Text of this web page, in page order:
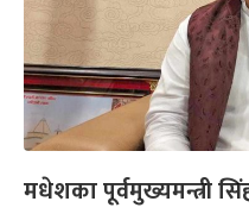
मधेशका पूर्वमुख्यमन्त्री